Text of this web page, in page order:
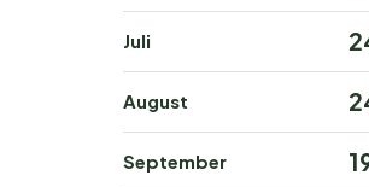
Platz bei Nationalpark
zu lange – beliebte
Juli
August
September